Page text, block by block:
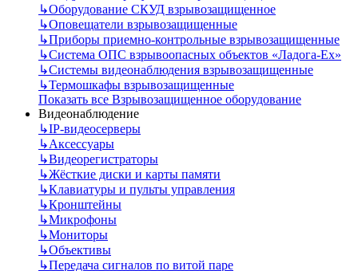
↳Оборудование СКУД взрывозащищенное
↳Оповещатели взрывозащищенные
↳Приборы приемно-контрольные взрывозащищенные
↳Система ОПС взрывоопасных объектов «Ладога-Ex»
↳Системы видеонаблюдения взрывозащищенные
↳Термошкафы взрывозащищенные
Показать все Взрывозащищенное оборудование
Видеонаблюдение
↳IP-видеосерверы
↳Аксессуары
↳Видеорегистраторы
↳Жёсткие диски и карты памяти
↳Клавиатуры и пульты управления
↳Кронштейны
↳Микрофоны
↳Мониторы
↳Объективы
↳Передача сигналов по витой паре